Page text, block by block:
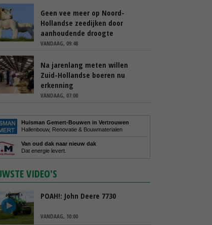
Geen vee meer op Noord-
Hollandse zeedijken door
aanhoudende droogte
VANDAAG, 09:48
Na jarenlang meten willen
Zuid-Hollandse boeren nu
erkenning
VANDAAG, 07:00
Huisman Gemert-Bouwen in Vertrouwen
Hallenbouw, Renovatie & Bouwmaterialen
Van oud dak naar nieuw dak
Dat energie levert.
VIDEO'S
POAH!: John Deere 7730
VANDAAG, 10:00